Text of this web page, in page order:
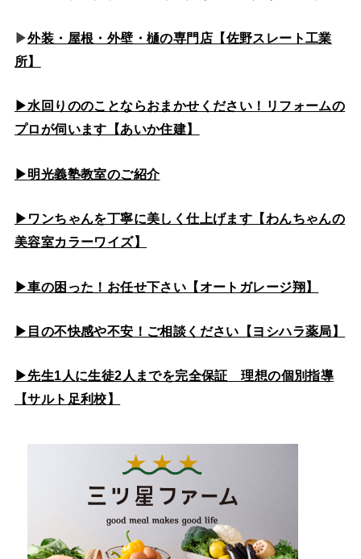
▶外装・屋根・外壁・樋の専門店【佐野スレート工業
所】
▶水回りののことならおまかせください！リフォームの
プロが伺います【あいか住建】
▶明光義塾教室のご紹介
▶ワンちゃんを丁寧に美しく仕上げます【わんちゃんの
美容室カラーワイズ】
▶車の困った！お任せ下さい【オートガレージ翔】
▶目の不快感や不安！ご相談ください【ヨシハラ薬局】
▶先生1人に生徒2人までを完全保証 理想の個別指導
【サルト足利校】